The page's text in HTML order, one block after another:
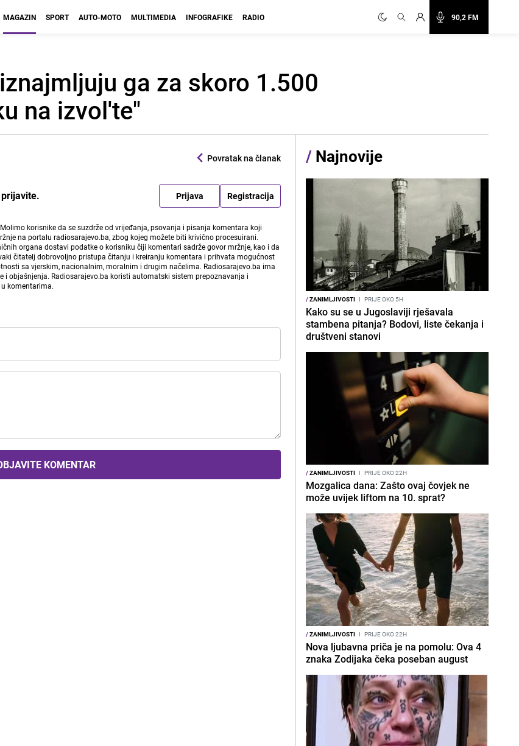
90,2 FM
MAGAZIN SPORT AUTO-MOTO MULTIMEDIA INFOGRAFIKE RADIO
ga za skoro 1.500
na izvol'te"
Povratak na članak
Prijava Registracija
korisnike da se suzdrže od vrijeđanja, psovanja i pisanja komentara koji
na portalu radiosarajevo.ba, zbog kojeg možete biti krivično procesuirani.
organa dostavi podatke o korisniku čiji komentari sadrže govor mržnje, kao i da
čitatelj dobrovoljno pristupa čitanju i kreiranju komentara i prihvata mogućnost
sa vjerskim, nacionalnim, moralnim i drugim načelima. Radiosarajevo.ba ima
i objašnjenja. Radiosarajevo.ba koristi automatski sistem prepoznavanja i
komentarima.
KOMENTAR
/ Najnovije
/ZANIMLJIVOSTI I PRIJE OKO 5H
Kako su se u Jugoslaviji rješavala
stambena pitanja? Bodovi, liste čekanja i
društveni stanovi
/ZANIMLJIVOSTI I PRIJE OKO 22H
Mozgalica dana: Zašto ovaj čovjek ne
može uvijek liftom na 10. sprat?
/ZANIMLJIVOSTI I PRIJE OKO 22H
Nova ljubavna priča je na pomolu: Ova 4
znaka Zodijaka čeka poseban august